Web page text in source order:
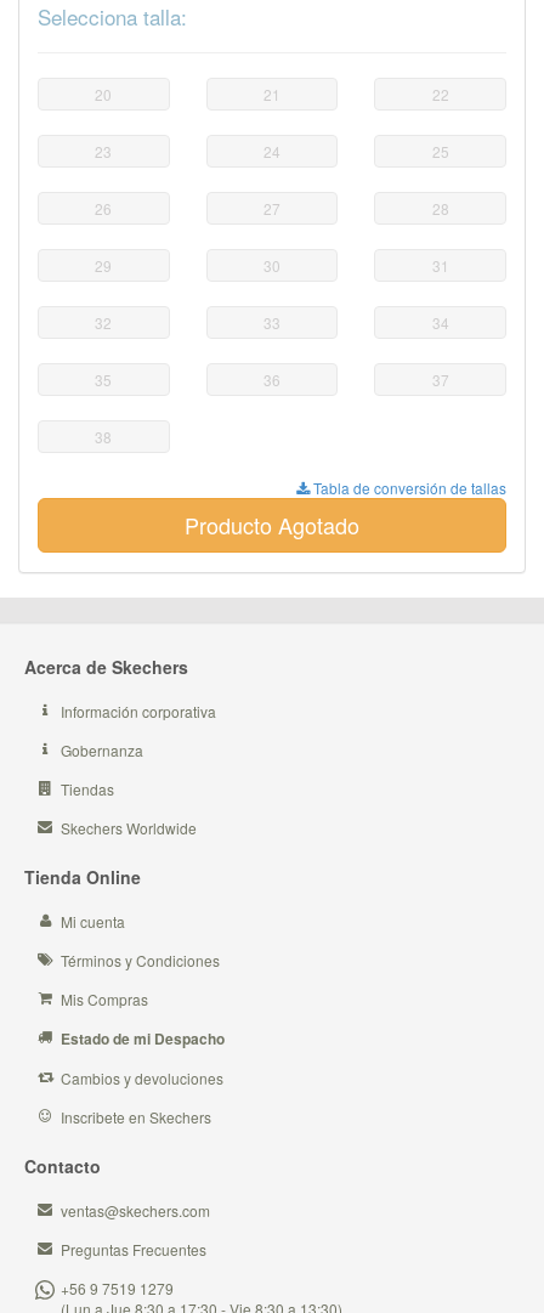
Selecciona talla:
20 21 22
23 24 25
26 27 28
29 30 31
32 33 34
35 36 37
38
Tabla de conversión de tallas
Producto Agotado
Acerca de Skechers
Información corporativa
Gobernanza
Tiendas
Skechers Worldwide
Tienda Online
Mi cuenta
Términos y Condiciones
Mis Compras
Estado de mi Despacho
Cambios y devoluciones
Inscribete en Skechers
Contacto
ventas@skechers.com
Preguntas Frecuentes
+56 9 7519 1279
(Lun a Jue 8:30 a 17:30 - Vie 8:30 a 13:30)